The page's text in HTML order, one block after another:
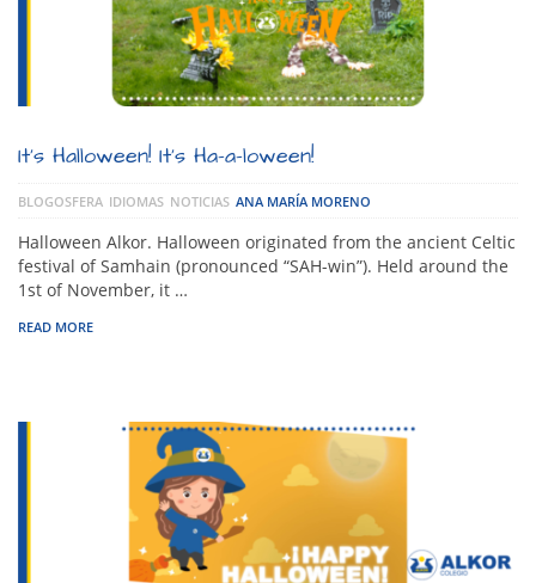
It’s Halloween! It’s Ha-a-loween!
BLOGOSFERA IDIOMAS NOTICIAS ANA MARÍA MORENO
Halloween Alkor. Halloween originated from the ancient Celtic
festival of Samhain (pronounced “SAH-win”). Held around the
1st of November, it …
READ MORE